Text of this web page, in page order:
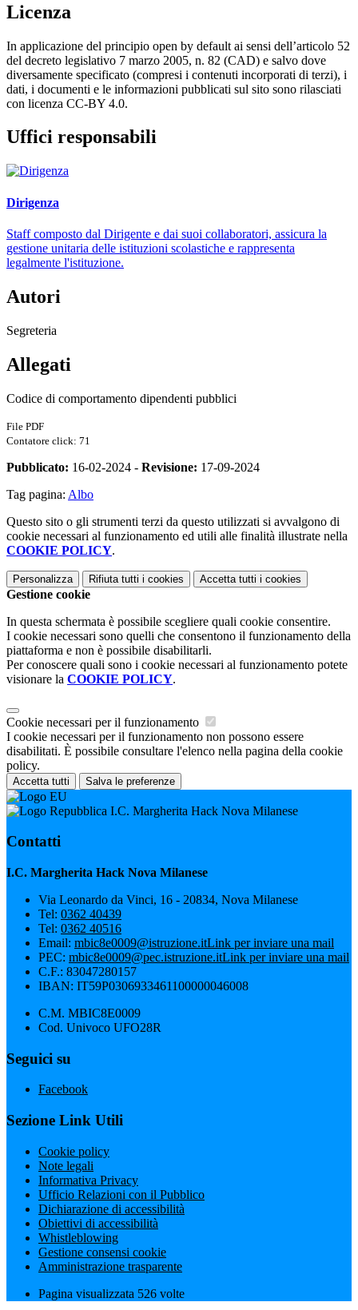
Licenza
In applicazione del principio open by default ai sensi dell’articolo 52
del decreto legislativo 7 marzo 2005, n. 82 (CAD) e salvo dove
diversamente specificato (compresi i contenuti incorporati di terzi), i
dati, i documenti e le informazioni pubblicati sul sito sono rilasciati
con licenza CC-BY 4.0.
Uffici responsabili
Dirigenza
Staff composto dal Dirigente e dai suoi collaboratori, assicura la
gestione unitaria delle istituzioni scolastiche e rappresenta
legalmente l'istituzione.
Autori
Segreteria
Allegati
Codice di comportamento dipendenti pubblici
File PDF
Contatore click: 71
Pubblicato: 16-02-2024 - Revisione: 17-09-2024
Tag pagina: Albo
Questo sito o gli strumenti terzi da questo utilizzati si avvalgono di
cookie necessari al funzionamento ed utili alle finalità illustrate nella
COOKIE POLICY.
Personalizza Rifiuta tutti i cookies Accetta tutti i cookies
Gestione cookie
In questa schermata è possibile scegliere quali cookie consentire.
I cookie necessari sono quelli che consentono il funzionamento della
piattaforma e non è possibile disabilitarli.
Per conoscere quali sono i cookie necessari al funzionamento potete
visionare la COOKIE POLICY.
Cookie necessari per il funzionamento
I cookie necessari per il funzionamento non possono essere
disabilitati. È possibile consultare l'elenco nella pagina della cookie
policy.
Accetta tutti Salva le preferenze
I.C. Margherita Hack Nova Milanese
Contatti
I.C. Margherita Hack Nova Milanese
Via Leonardo da Vinci, 16 - 20834, Nova Milanese
Tel: 0362 40439
Tel: 0362 40516
Email: mbic8e0009@istruzione.itLink per inviare una mail
PEC: mbic8e0009@pec.istruzione.itLink per inviare una mail
C.F.: 83047280157
IBAN: IT59P0306933461100000046008
C.M. MBIC8E0009
Cod. Univoco UFO28R
Seguici su
Facebook
Sezione Link Utili
Cookie policy
Note legali
Informativa Privacy
Ufficio Relazioni con il Pubblico
Dichiarazione di accessibilità
Obiettivi di accessibilità
Whistleblowing
Gestione consensi cookie
Amministrazione trasparente
Pagina visualizzata 526 volte